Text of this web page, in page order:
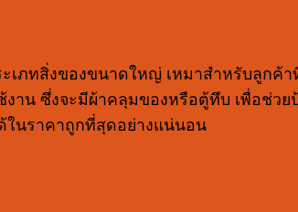
เภทสิ่งของขนาดใหญ่ เหมาสำหรับลูก
าน ซึ่งจะมีผ้าคลุมของหรือตู้ทึบ เพื่อช่
ในราคาถูกที่สุดอย่างแน่นอน